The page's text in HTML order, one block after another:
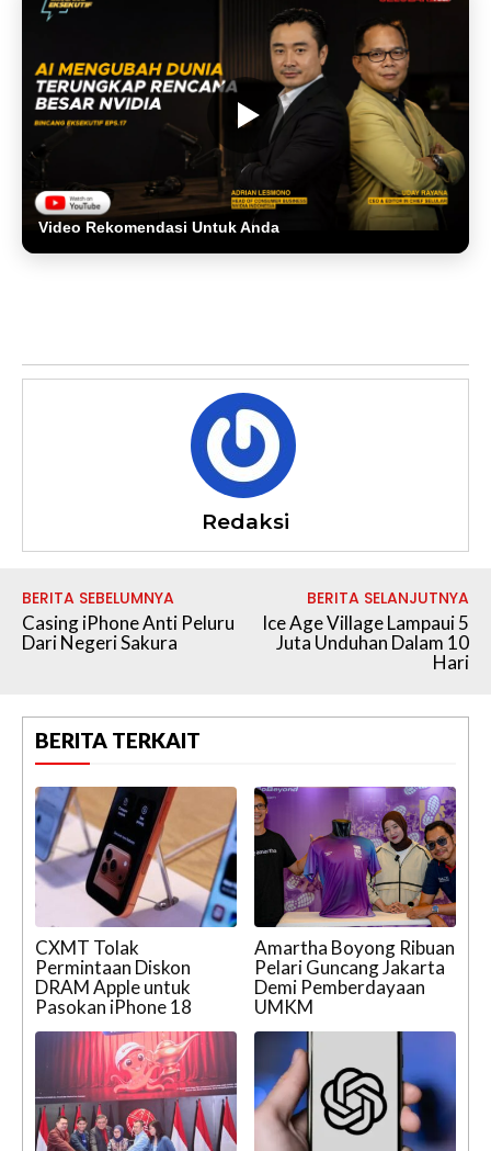
Video Rekomendasi Untuk Anda
Redaksi
BERITA SEBELUMNYA
Casing iPhone Anti Peluru
Dari Negeri Sakura
BERITA SELANJUTNYA
Ice Age Village Lampaui 5
Juta Unduhan Dalam 10
Hari
BERITA TERKAIT
CXMT Tolak
Permintaan Diskon
DRAM Apple untuk
Pasokan iPhone 18
Amartha Boyong Ribuan
Pelari Guncang Jakarta
Demi Pemberdayaan
UMKM